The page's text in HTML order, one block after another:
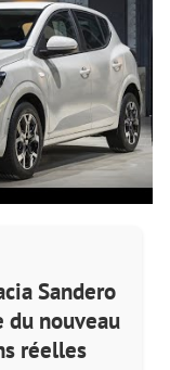
Sandero
du nouveau
réelles